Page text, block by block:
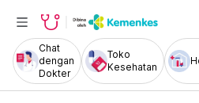
Chat
dengan
Dokter
Toko
Kesehatan